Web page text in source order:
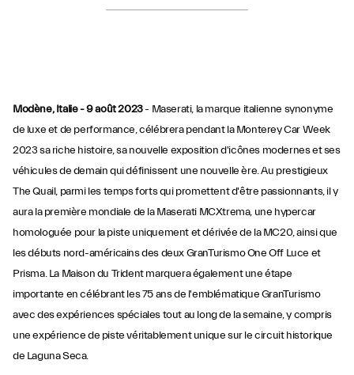
Modène, Italie - 9 août 2023- Maserati, la marque italienne synonyme
de luxe et de performance, célébrera pendant la Monterey Car Week
2023 sa riche histoire, sa nouvelle exposition d'icônes modernes et ses
véhicules de demain qui définissent une nouvelle ère. Au prestigieux
The Quail, parmi les temps forts qui promettent d'être passionnants, il y
aura la première mondiale de la Maserati MCXtrema, une hypercar
homologuée pour la piste uniquement et dérivée de la MC20, ainsi que
les débuts nord-américains des deux GranTurismo One Off Luce et
Prisma. La Maison du Trident marquera également une étape
importante en célébrant les 75 ans de l'emblématique GranTurismo
avec des expériences spéciales tout au long de la semaine, y compris
une expérience de piste véritablement unique sur le circuit historique
de Laguna Seca.